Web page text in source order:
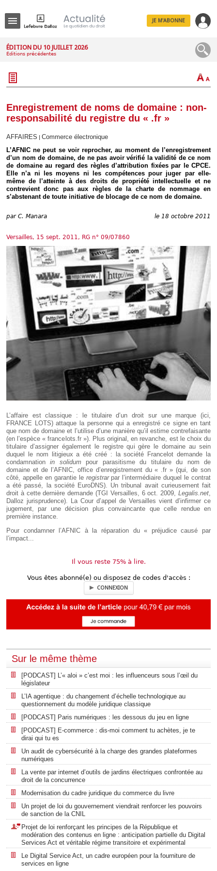
IT
JE M'ABONNE
ÉDITION DU 10 JUILLET 2026
Éditions précédentes
Enregistrement de noms de domaine : non-
responsabilité du registre du « .fr »
AFFAIRES
Commerce électronique
L’AFNIC ne peut se voir reprocher, au moment de l’enregistrement
d’un nom de domaine, de ne pas avoir vérifié la validité de ce nom
de domaine au regard des règles d’attribution fixées par le CPCE.
Elle n’a ni les moyens ni les compétences pour juger par elle-
même de l’atteinte à des droits de propriété intellectuelle et ne
contrevient donc pas aux règles de la charte de nommage en
s’abstenant de toute initiative de blocage de ce nom de domaine.
par C. Manara le 18 octobre 2011
Versailles, 15 sept. 2011, RG n° 09/07860
L’affaire est classique : le titulaire d’un droit sur une marque (ici,
FRANCE LOTS) attaque la personne qui a enregistré ce signe en tant
que nom de domaine et l’utilise d’une manière qu’il estime contrefaisante
(en l’espèce « francelots.fr »). Plus original, en revanche, est le choix du
titulaire d’assigner également le registre qui gère le domaine au sein
duquel le nom litigieux a été créé : la société Francelot demande la
condamnationin solidumpour parasitisme du titulaire du nom de
domaine et de l’AFNIC, office d’enregistrement du « .fr » (qui, de son
côté, appelle en garantie le registrarpar l’intermédiaire duquel le contrat
a été passé, la société EuroDNS). Un tribunal avait curieusement fait
droit à cette dernière demande (TGI Versailles, 6 oct. 2009, Legalis.net,
Dalloz jurisprudence). La Cour d’appel de Versailles vient d’infirmer ce
jugement, par une décision plus convaincante que celle rendue en
première instance.
Pour condamner l’AFNIC à la réparation du « préjudice causé par
l’impact...
Il vous reste 75% à lire.
Vous êtes abonné(e) ou disposez de codes d'accès :
CONNEXION
Sur le même thème
[PODCAST] L’« aloi » c’est moi : les influenceurs sous l’œil du
législateur
L’IA agentique : du changement d’échelle technologique au
questionnement du modèle juridique classique
[PODCAST] Paris numériques : les dessous du jeu en ligne
[PODCAST] E-commerce : dis-moi comment tu achètes, je te
dirai qui tu es
Un audit de cybersécurité à la charge des grandes plateformes
numériques
La vente par internet d’outils de jardins électriques confrontée au
droit de la concurrence
Modernisation du cadre juridique du commerce du livre
Un projet de loi du gouvernement viendrait renforcer les pouvoirs
de sanction de la CNIL
Projet de loi renforçant les principes de la République et
modération des contenus en ligne : anticipation partielle du Digital
Services Act et véritable régime transitoire et expérimental
Le Digital Service Act, un cadre européen pour la fourniture de
services en ligne